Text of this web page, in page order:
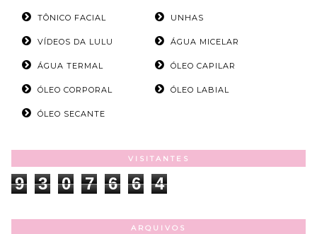
TÔNICO FACIAL UNHAS
VÍDEOS DA LULU ÁGUA MICELAR
ÁGUA TERMAL ÓLEO CAPILAR
ÓLEO CORPORAL ÓLEO LABIAL
ÓLEO SECANTE
VISITANTES
9 3 0 7 6 6 4
ARQUIVOS